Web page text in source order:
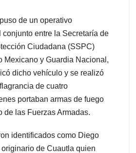
de un operativo
conjunto entre la Secretaría de
Ciudadana (SSPC)
Mexicano y Guardia Nacional,
dicho vehículo y se realizó
de cuatro
portaban armas de fuego
de las Fuerzas Armadas.
identificados como Diego
originario de Cuautla quien